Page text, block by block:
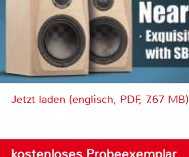
Jetzt laden (englisch, PDF, 7.67 MB)